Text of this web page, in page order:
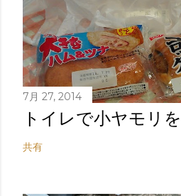
7月 27, 2014
トイレで小ヤモリ
共有